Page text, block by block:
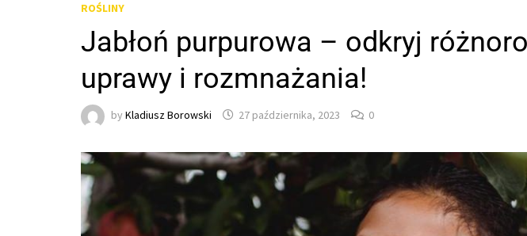
ROŚLINY
Jabłoń purpurowa – odkryj
uprawy i rozmnażania!
by Kladiusz Borowski 27 października, 2023 0